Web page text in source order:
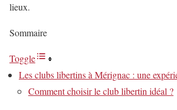
lieux.
Sommaire
Toggle
Les clubs libertins à Mérignac : une
Comment choisir le club libertin idéal ?